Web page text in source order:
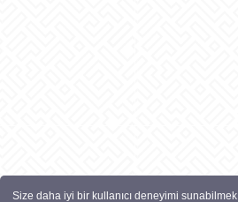
Size daha iyi bir kullanıcı deneyimi sunabilmek